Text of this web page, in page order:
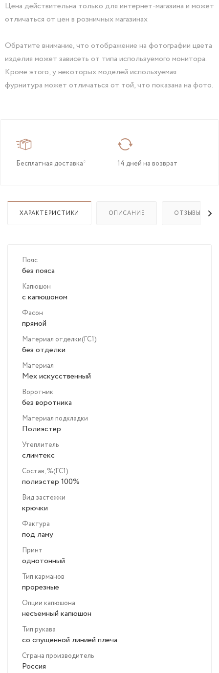
Цена действительна только для интернет-магазина и может
отличаться от цен в розничных магазинах
Обратите внимание, что отображение на фотографии цвета
изделия может зависеть от типа используемого монитора.
Кроме этого, у некоторых моделей используемая
фурнитура может отличаться от той, что показана на фото.
Бесплатная доставка* 14 дней на возврат
ХАРАКТЕРИСТИКИ ОПИСАНИЕ ОТЗЫВЫ
Пояс
без пояса
Капюшон
с капюшоном
Фасон
прямой
Материал отделки(ГС1)
без отделки
Материал
Мех искусственный
Воротник
без воротника
Материал подкладки
Полиэстер
Утеплитель
слимтекс
Состав, %(ГС1)
полиэстер 100%
Вид застежки
крючки
Фактура
под ламу
Принт
однотонный
Тип карманов
прорезные
Опции капюшона
несъемный капюшон
Тип рукава
со спущенной линией плеча
Страна производитель
Россия